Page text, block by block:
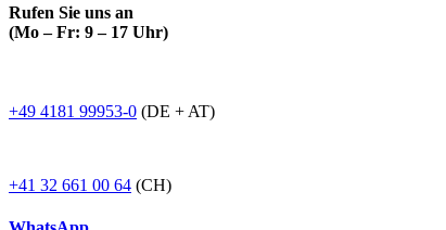
Rufen Sie uns an
(Mo – Fr: 9 – 17 Uhr)
+49 4181 99953-0 (DE + AT)
+41 32 661 00 64 (CH)